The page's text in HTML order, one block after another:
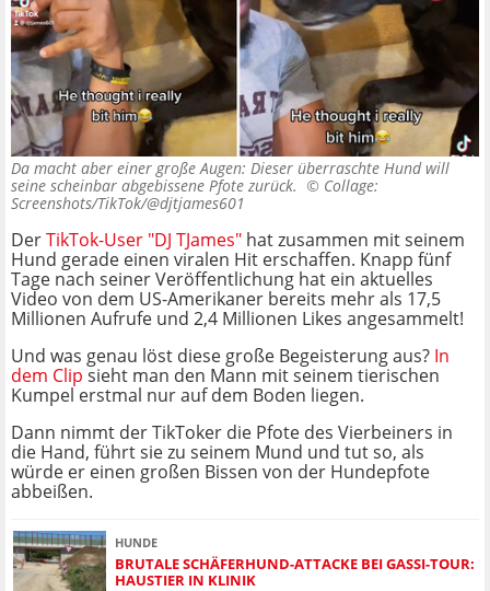
Da macht aber einer große Augen: Dieser überraschte Hund will
seine scheinbar abgebissene Pfote zurück. © Collage:
Screenshots/TikTok/@djtjames601
DerTikTok-User "DJ TJames" hat zusammen mit seinem
Hund gerade einen viralen Hit erschaffen. Knapp fünf
Tage nach seiner Veröffentlichung hat ein aktuelles
Video von dem US-Amerikaner bereits mehr als 17,5
Millionen Aufrufe und 2,4 Millionen Likes angesammelt!
Und was genau löst diese große Begeisterung aus? In
dem Clip sieht man den Mann mit seinem tierischen
Kumpel erstmal nur auf dem Boden liegen.
Dann nimmt der TikToker die Pfote des Vierbeiners in
die Hand, führt sie zu seinem Mund und tut so, als
würde er einen großen Bissen von der Hundepfote
abbeißen.
HUNDE
BRUTALE SCHÄFERHUND-ATTACKE BEI GASSI-TOUR:
HAUSTIER IN KLINIK